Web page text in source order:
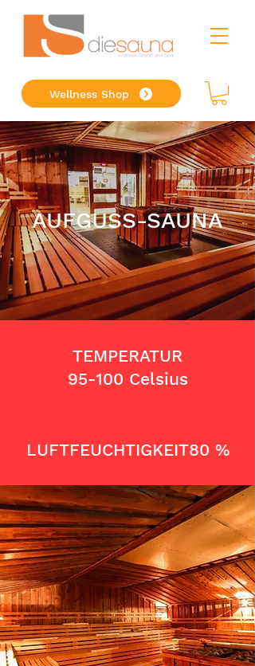
Wellness Shop
AUFGUSS-SAUNA
TEMPERATUR
95-100 Celsius
LUFTFEUCHTIGKEIT80 %